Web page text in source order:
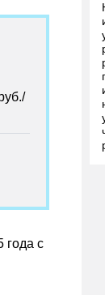
года с